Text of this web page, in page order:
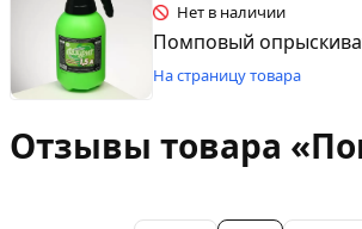
Нет в наличии
Помповый
На страницу товара
Отзывы товара